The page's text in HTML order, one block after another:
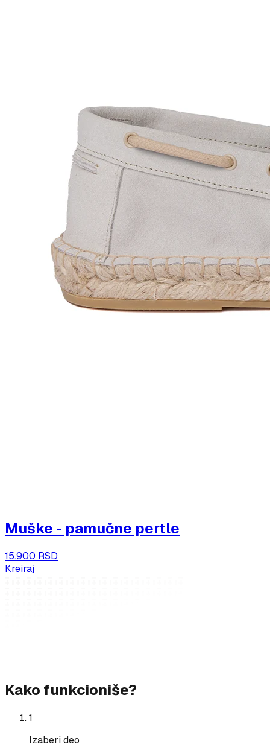
Muške - pamučne pertle
15.900 RSD
Kreiraj
Kako funkcioniše?
1
Izaberi deo